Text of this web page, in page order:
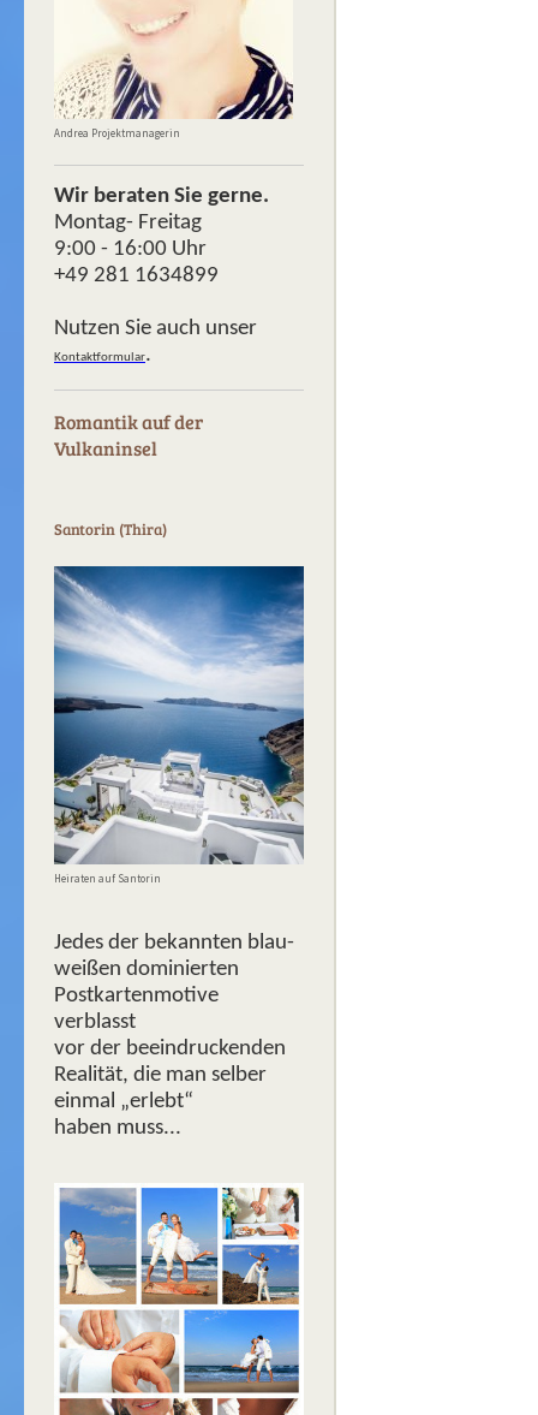
Andrea Projektmanagerin
Wir beraten Sie gerne.
Montag- Freitag
9:00 - 16:00 Uhr
+49 281 1634899
Nutzen Sie auch unser
Kontaktformular.
Romantik auf der
Vulkaninsel
Santorin (Thira)
Heiraten auf Santorin
Jedes der bekannten blau-
weißen dominierten
Postkartenmotive
verblasst
vor der beeindruckenden
Realität, die man selber
einmal „erlebt“
haben muss...